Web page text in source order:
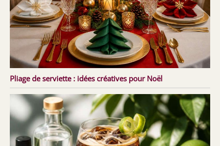
Pliage de serviette : idées créatives pour Noël